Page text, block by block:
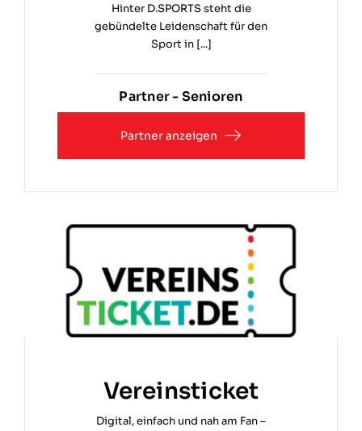
Hinter D.SPORTS steht die
gebündelte Leidenschaft für den
Sport in [...]
Partner - Senioren
Partner anzeigen
Vereinsticket
Digital, einfach und nah am Fan –